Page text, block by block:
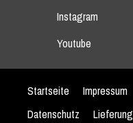
Instagram
Youtube
Startseite Impressum
Datenschutz
Lieferung